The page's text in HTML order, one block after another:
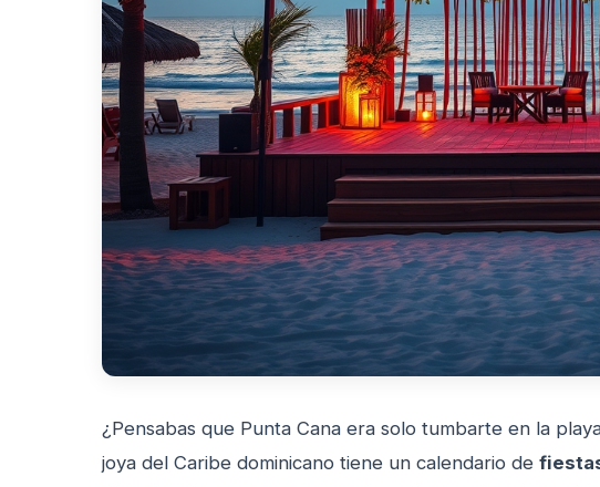
¿Pensabas que Punta Cana era solo tumbarte en la
joya del Caribe dominicano tiene un calendario de